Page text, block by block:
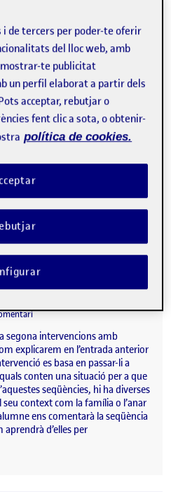
el AVALUACIÓ DE LA INTERVENCIÓ
les diverses actuacions,
finals aconseguits.
– Discussió constant amb la
ha obtés certa millora. En
es troba més feliç, content i
el 6º INTERVENCIÓ: 2º SESSIÓ
segona intervencions amb
explicarem en l’entrada anterior
es basa en passar-li a
conten una situació per a que
seqüències, hi ha diverses
context com la família o l’anar
ens comentarà la seqüència
d’elles per
i de tercers per poder-te oferir
del lloc web, amb
te publicitat
un perfil elaborat a partir dels
acceptar, rebutjar o
fent clic a sota, o obtenir-
política de cookies.